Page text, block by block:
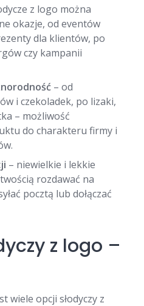
z logo można
okazje, od eventów
dla klientów, po
czy kampanii
– od
i czekoladek, po lizaki,
– możliwość
do charakteru firmy i
– niewielkie i lekkie
rozdawać na
pocztą lub dołączać
z logo –
wiele opcji słodyczy z